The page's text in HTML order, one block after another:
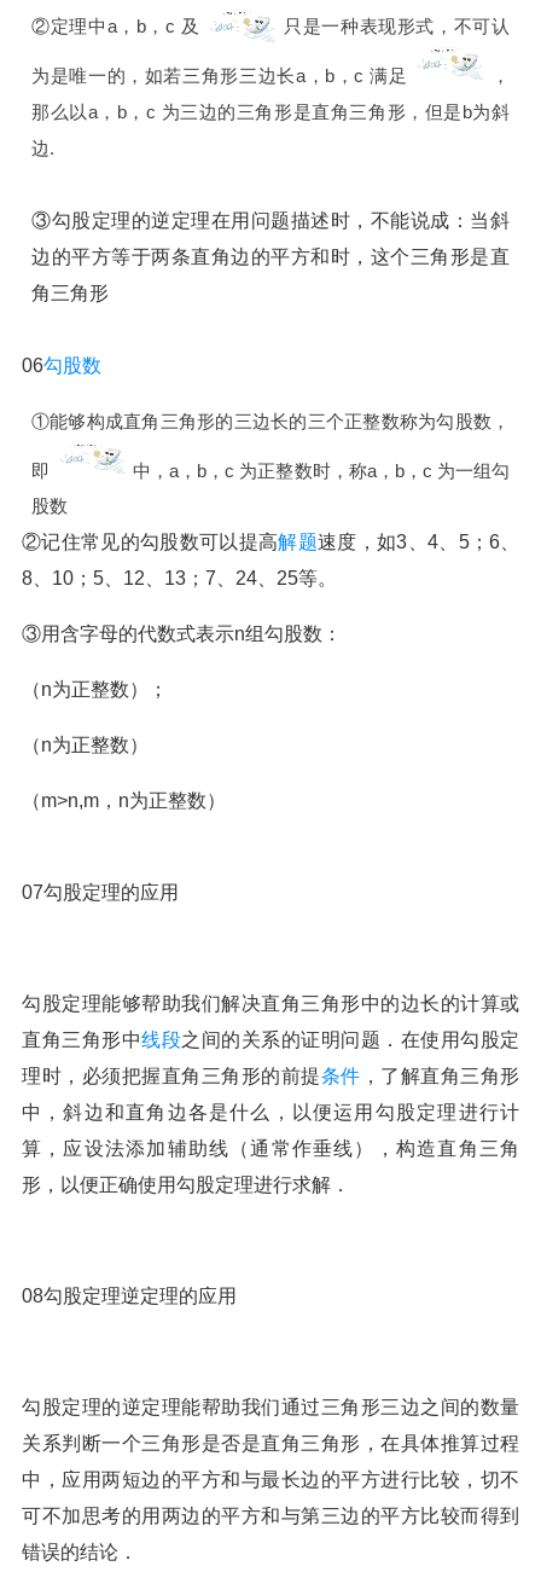
②定理中a，b，c 及 只是一种表现形式，不可认
为是唯一的，如若三角形三边长a，b，c 满足
，
那么以a，b，c 为三边的三角形是直角三角形，但是b为斜
边.
③勾股定理的逆定理在用问题描述时，不能说成：当斜
边的平方等于两条直角边的平方和时，这个三角形是直
角三角形
06勾股数
①能够构成直角三角形的三边长的三个正整数称为勾股数，
即
中，a，b，c 为正整数时，称a，b，c 为一组勾
股数
②记住常见的勾股数可以提高解题速度，如3、4、5；6、
8、10；5、12、13；7、24、25等。
③用含字母的代数式表示n组勾股数：
（n为正整数）；
（n为正整数）
（m>n,m，n为正整数）
07勾股定理的应用
勾股定理能够帮助我们解决直角三角形中的边长的计算或
直角三角形中线段之间的关系的证明问题．在使用勾股定
理时，必须把握直角三角形的前提条件 ，了解直角三角形
中，斜边和直角边各是什么，以便运用勾股定理进行计
算，应设法添加辅助线（通常作垂线），构造直角三角
形，以便正确使用勾股定理进行求解．
08勾股定理逆定理的应用
勾股定理的逆定理能帮助我们通过三角形三边之间的数量
关系判断一个三角形是否是直角三角形，在具体推算过程
中，应用两短边的平方和与最长边的平方进行比较，切不
可不加思考的用两边的平方和与第三边的平方比较而得到
错误的结论．